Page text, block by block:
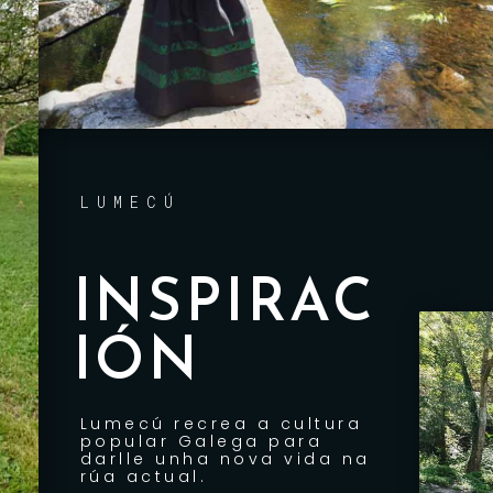
LUMECÚ
INSPIRAC
IÓN
Lumecú recrea a cultura
popular Galega para
darlle unha nova vida na
rúa actual.